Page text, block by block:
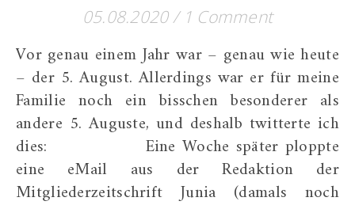
05.08.2020/ 1 Comment
Vor genau einem Jahr war – genau wie heute
– der 5. August. Allerdings war er für meine
Familie noch ein bisschen besonderer als
andere 5. Auguste, und deshalb twitterte ich
dies: Eine Woche später ploppte
eine eMail aus der Redaktion der
Mitgliederzeitschrift Junia (damals noch